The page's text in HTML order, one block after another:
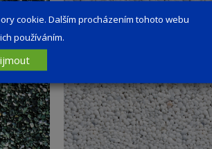
lze
vybrat
na
stránce
produktu
cookie. Dalším procházením tohoto webu
používáním.